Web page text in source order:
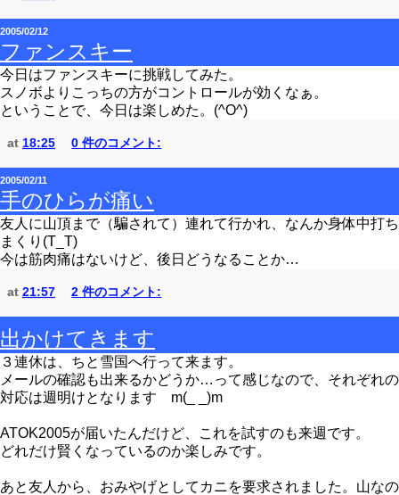
2005/02/12
ファンスキー
今日はファンスキーに挑戦してみた。
スノボよりこっちの方がコントロールが効くなぁ。
ということで、今日は楽しめた。(^O^)
at 18:25 0 件のコメント:
2005/02/11
手のひらが痛い
友人に山頂まで（騙されて）連れて行かれ、なんか身体中打ち
まくり(T_T)
今は筋肉痛はないけど、後日どうなることか…
at 21:57 2 件のコメント:
出かけてきます
３連休は、ちと雪国へ行って来ます。
メールの確認も出来るかどうか…って感じなので、それぞれの
対応は週明けとなります m(_ _)m
ATOK2005が届いたんだけど、これを試すのも来週です。
どれだけ賢くなっているのか楽しみです。
あと友人から、おみやげとしてカニを要求されました。山なの